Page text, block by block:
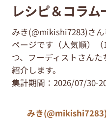
レシピ＆コラム
みき(@mikishi7283)さ
ページです（人気順）
つ、フーディストさん
紹介します。
集計期間：2026/07/30-
みき